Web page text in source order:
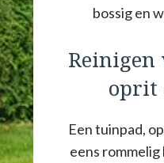
bossig en
oprit
Een tuinpad,
eens rommelig